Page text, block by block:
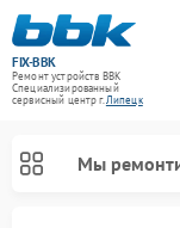
FIX-BBK
Ремонт устройств BBK
Специализированный
cервисный центр г.Липецк
Мы